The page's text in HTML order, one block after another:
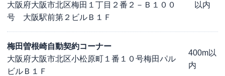
大阪府大阪市北区梅田１丁目２番２－Ｂ１００
号 大阪駅前第２ビルＢ１Ｆ
以内
梅田曽根崎自動契約コーナー
大阪府大阪市北区小松原町１番１０号梅田パル
ビルＢ１Ｆ
400m以
内